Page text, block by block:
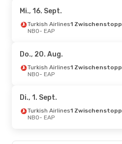
Mi., 16. Sept.
Turkish Airlines1 Zwischenstopp
NBO- EAP
Do., 20. Aug.
Turkish Airlines1 Zwischenstopp
NBO- EAP
Di., 1. Sept.
Turkish Airlines1 Zwischenstopp
NBO- EAP